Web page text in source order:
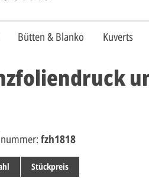
Bütten & Blanko Kuverts
Stückpreis
fzh1818